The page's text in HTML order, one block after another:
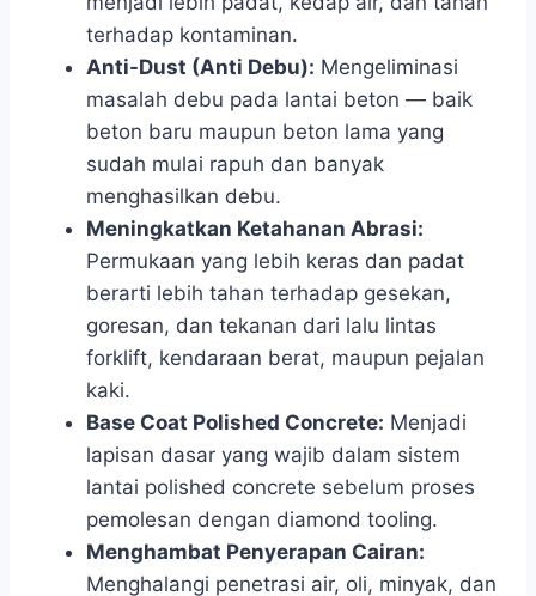
terhadap kontaminan.
Anti-Dust (Anti Debu): Mengeliminasi
masalah debu pada lantai beton — baik
beton baru maupun beton lama yang
sudah mulai rapuh dan banyak
menghasilkan debu.
Meningkatkan Ketahanan Abrasi:
Permukaan yang lebih keras dan padat
berarti lebih tahan terhadap gesekan,
goresan, dan tekanan dari lalu lintas
forklift, kendaraan berat, maupun pejalan
kaki.
Base Coat Polished Concrete: Menjadi
lapisan dasar yang wajib dalam sistem
lantai polished concrete sebelum proses
pemolesan dengan diamond tooling.
Menghambat Penyerapan Cairan:
Menghalangi penetrasi air, oli, minyak, dan